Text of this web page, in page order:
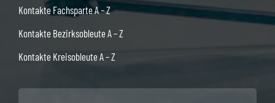
Kontakte Fachsparte A – Z
Kontakte Bezirksobleute A – Z
Kontakte Kreisobleute A – Z